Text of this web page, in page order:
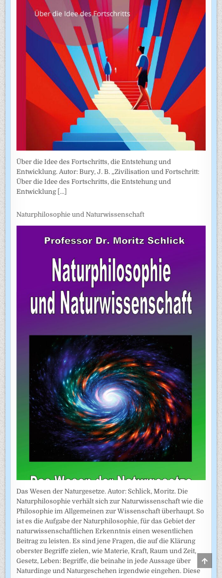
Über die Idee des Fortschritts, die Entstehung und
Entwicklung. Autor: Bury, J. B. „Zivilisation und Fortschritt:
Über die Idee des Fortschritts, die Entstehung und
Entwicklung [...]
Naturphilosophie und Naturwissenschaft
Das Wesen der Naturgesetze. Autor: Schlick, Moritz. Die
Naturphilosophie verhält sich zur Naturwissenschaft wie die
Philosophie im Allgemeinen zur Wissenschaft überhaupt. So
ist es die Aufgabe der Naturphilosophie, für das Gebiet der
naturwissenschaftlichen Erkenntnis einen wesentlichen
Beitrag zu leisten. Es sind jene Fragen, die auf die Klärung
oberster Begriffe zielen, wie Materie, Kraft, Raum und Zeit,
Gesetz, Leben: Begriffe, die beinahe in jede Aussage über
Naturdinge und Naturgeschehen irgendwie eingehen. Diese
TO
TOP